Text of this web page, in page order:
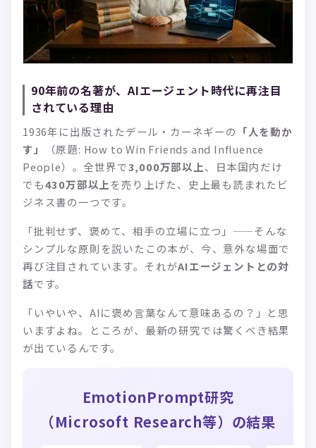
90年前の名著が、AIエージェント時代に再注目
されている理由
1936年に出版されたデール・カーネギーの 「人を動か
す」
（原題: How to Win Friends and Influence
People）。全世界で3,000万部以上、日本国内だけ
でも430万部以上 を売り上げた、史上最も読まれたビ
ジネス書の一つです。
「批判せず、褒めて、相手の立場に立つ」——そんな
シンプルな原則を説いたこの本が、今、意外な場面で
再び注目されています。それがAIエージェントとの対
話です。
「いやいや、AIに褒め言葉なんて意味あるの？」と思
いますよね。ところが、最新の研究では驚くべき結果
が出ているんです。
EmotionPrompt研究
（Microsoft Research等）の結果